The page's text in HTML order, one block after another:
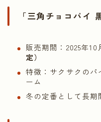
「三角チョコパイ
販売期間：2025年
定）
特徴：サクサクのパ
ーム
冬の定番として長期